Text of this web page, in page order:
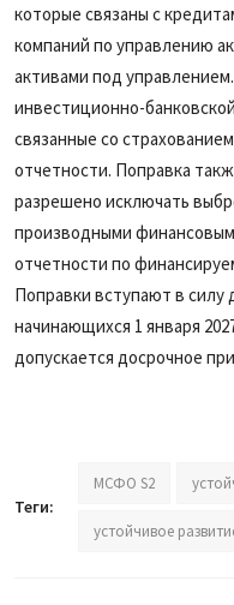
которые связаны с
компаний по управлению
активами под
инвестиционно-
связанные со
отчетности. Поправка
разрешено исключать
производными
отчетности по
Поправки вступают в силу
начинающихся 1 января
допускается досрочное
Теги:
МСФО S2
устойчивое